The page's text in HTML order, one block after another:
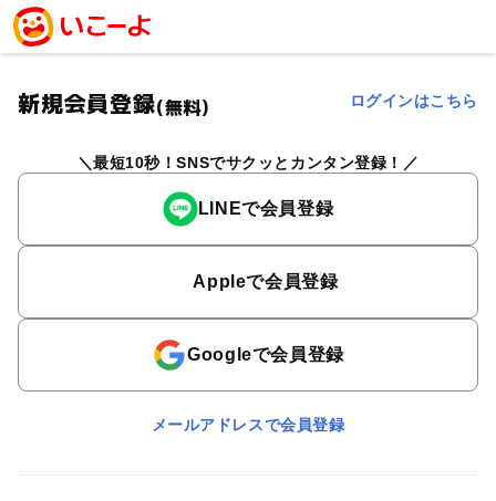
新規会員登録(無料) ログインはこちら
最短10秒！SNSでサクッとカンタン登録！
LINEで会員登録
Appleで会員登録
Googleで会員登録
メールアドレスで会員登録